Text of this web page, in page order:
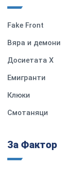
Fake Front
Вяра и демони
Досиетата Х
Емигранти
Клюки
Смотаняци
За Фактор